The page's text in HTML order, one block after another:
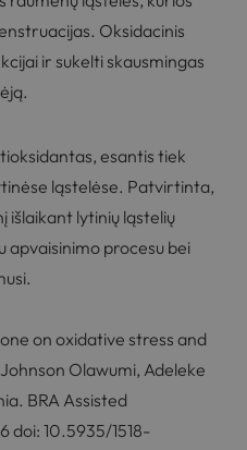
Oksidacinis
ir sukelti skausmingas
esantis tiek
ląstelėse. Patvirtinta,
išlaikant lytinių ląstelių
apvaisinimo procesu bei
on oxidative stress and
Olawumi, Adeleke
BRA Assisted
doi: 10.5935/1518-